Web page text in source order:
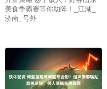
美食争霸赛等你助阵！_江湖_
济南_号外